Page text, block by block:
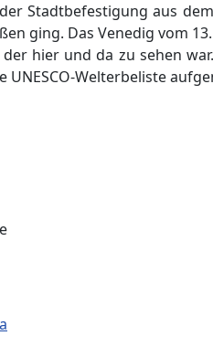
Stadtbefestigung aus
ging. Das Venedig vom
hier und da zu sehen
Welterbeliste